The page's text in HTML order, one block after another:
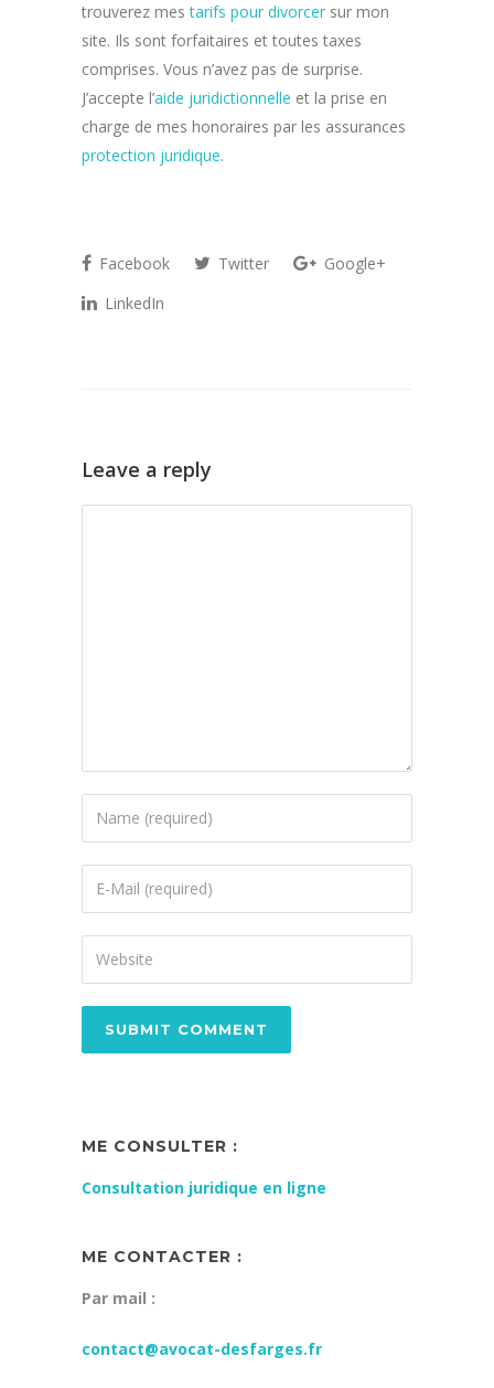
trouverez mestarifs pour divorcer sur mon
site. Ils sont forfaitaires et toutes taxes
comprises. Vous n’avez pas de surprise.
J’accepte l’aide juridictionnelle et la prise en
charge de mes honoraires par les assurances
protection juridique.
Facebook Twitter
Google+
LinkedIn
Leave a reply
ME CONSULTER :
Consultation juridique en ligne
ME CONTACTER :
Par mail :
contact@avocat-desfarges.fr